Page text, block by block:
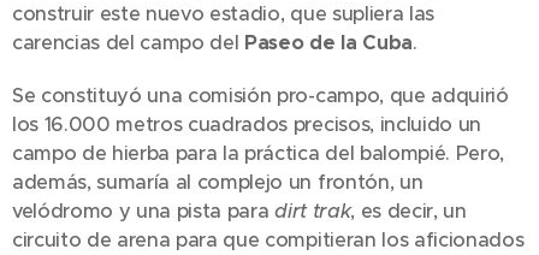
construir este nuevo estadio, que supliera las
carencias del campo del Paseo de la Cuba.
Se constituyó una comisión pro-campo, que adquirió
los 16.000 metros cuadrados precisos, incluido un
campo de hierba para la práctica del balompié. Pero,
además, sumaría al complejo un frontón, un
velódromo y una pista paradirt trak, es decir, un
circuito de arena para que compitieran los aficionados